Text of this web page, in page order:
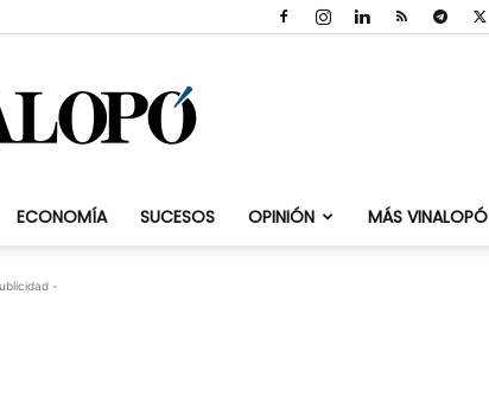
Vinalopó.com
ECONOMÍA SUCESOS OPINIÓN MÁS VINALOPÓ
-